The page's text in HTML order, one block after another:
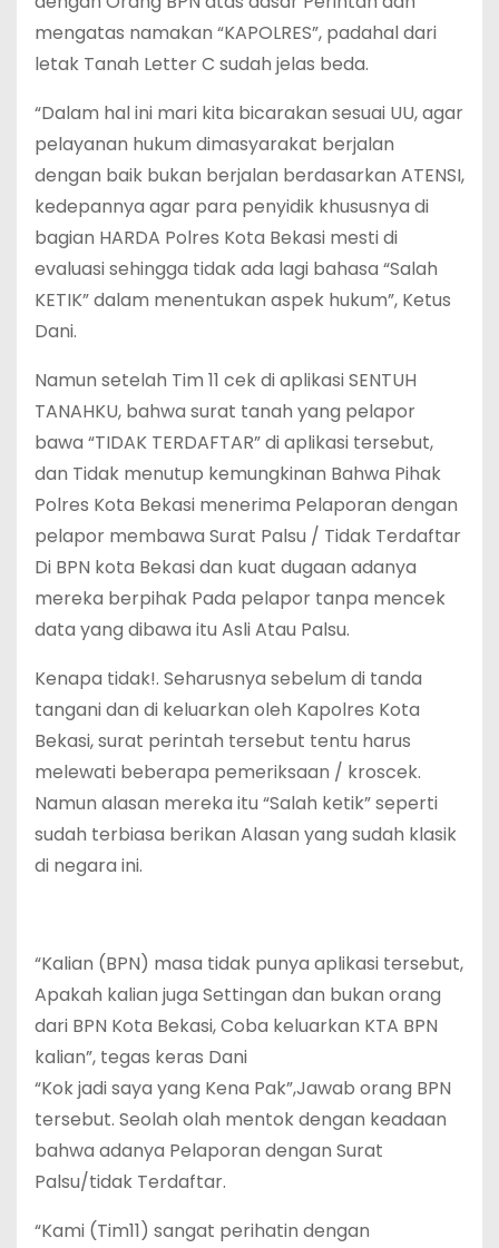
mengatas namakan “KAPOLRES”, padahal dari
letak Tanah Letter C sudah jelas beda.
“Dalam hal ini mari kita bicarakan sesuai UU, agar
pelayanan hukum dimasyarakat berjalan
dengan baik bukan berjalan berdasarkan ATENSI,
kedepannya agar para penyidik khususnya di
bagian HARDA Polres Kota Bekasi mesti di
evaluasi sehingga tidak ada lagi bahasa “Salah
KETIK” dalam menentukan aspek hukum”, Ketus
Dani.
Namun setelah Tim 11 cek di aplikasi SENTUH
TANAHKU, bahwa surat tanah yang pelapor
bawa “TIDAK TERDAFTAR” di aplikasi tersebut,
dan Tidak menutup kemungkinan Bahwa Pihak
Polres Kota Bekasi menerima Pelaporan dengan
pelapor membawa Surat Palsu / Tidak Terdaftar
Di BPN kota Bekasi dan kuat dugaan adanya
mereka berpihak Pada pelapor tanpa mencek
data yang dibawa itu Asli Atau Palsu.
Kenapa tidak!. Seharusnya sebelum di tanda
tangani dan di keluarkan oleh Kapolres Kota
Bekasi, surat perintah tersebut tentu harus
melewati beberapa pemeriksaan / kroscek.
Namun alasan mereka itu “Salah ketik” seperti
sudah terbiasa berikan Alasan yang sudah klasik
di negara ini.
“Kalian (BPN) masa tidak punya aplikasi tersebut,
Apakah kalian juga Settingan dan bukan orang
dari BPN Kota Bekasi, Coba keluarkan KTA BPN
kalian”, tegas keras Dani
“Kok jadi saya yang Kena Pak”,Jawab orang BPN
tersebut. Seolah olah mentok dengan keadaan
bahwa adanya Pelaporan dengan Surat
Palsu/tidak Terdaftar.
“Kami (Tim11) sangat perihatin dengan